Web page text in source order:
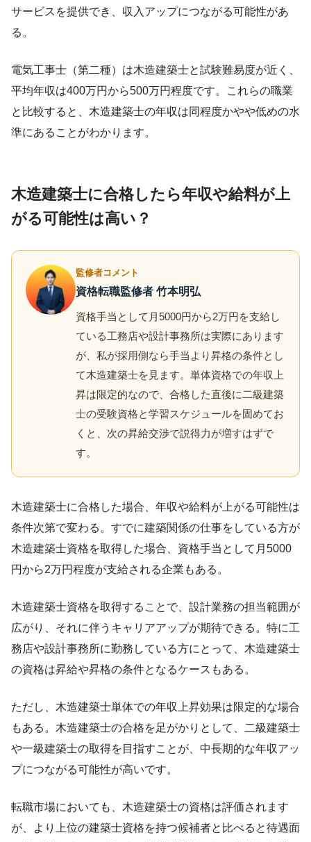
サービスを提供でき、収入アップにつながる可能性があ
る。
電気工事士（第二種）は木造建築士と試験難易度が近く、
平均年収は400万円から500万円程度です。これらの職業
と比較すると、木造建築士の年収は同程度かやや低めの水
準にあることがわかります。
木造建築士に合格したら年収や給料が上
がる可能性は高い？
監修者コメント
資格転職監修者 竹本明弘
資格手当として月5000円から2万円を支給し
ている工務店や設計事務所は実際にあります
が、私が採用側なら手当より昇格の条件とし
て木造建築士を見ます。単体資格での年収上
昇は限定的なので、合格した直後に二級建築
士の受験資格と学習スケジュールを固めてお
くと、次の昇給交渉で説得力が増すはずで
す。
木造建築士に合格した場合、年収や給料が上がる可能性は
条件次第で変わる。すでに建築関係の仕事をしている方が
木造建築士資格を取得した場合、資格手当として月5000
円から2万円程度が支給される企業もある。
木造建築士資格を取得することで、設計業務の担当範囲が
広がり、それに伴うキャリアアップが期待できる。特に工
務店や設計事務所に勤務している方にとって、木造建築士
の資格は昇給や昇格の条件となるケースもある。
ただし、木造建築士単体での年収上昇効果は限定的な場合
もある。木造建築士の合格を足がかりとして、二級建築士
や一級建築士の取得を目指すことが、中長期的な年収アッ
プにつながる可能性が高いです。
転職市場においても、木造建築士の資格は評価されます
が、より上位の建築士資格を持つ候補者と比べると待遇面